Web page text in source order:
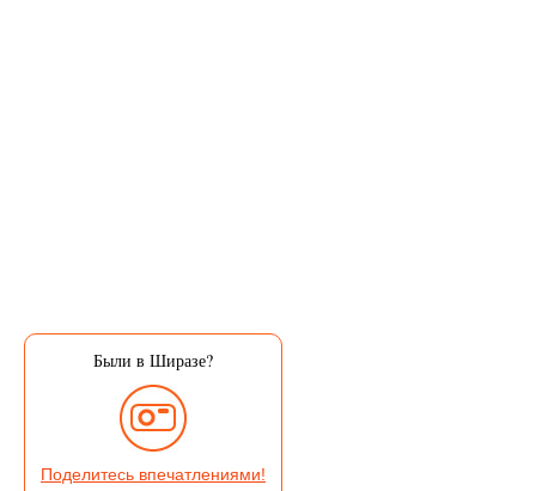
Были в Ширазе?
Поделитесь впечатлениями!